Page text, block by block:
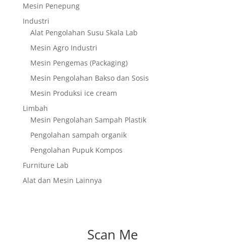
Mesin Penepung
Industri
Alat Pengolahan Susu Skala Lab
Mesin Agro Industri
Mesin Pengemas (Packaging)
Mesin Pengolahan Bakso dan Sosis
Mesin Produksi ice cream
Limbah
Mesin Pengolahan Sampah Plastik
Pengolahan sampah organik
Pengolahan Pupuk Kompos
Furniture Lab
Alat dan Mesin Lainnya
Scan Me